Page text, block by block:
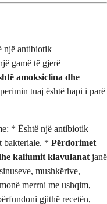
një antibiotik
gamë të gjerë
amoksiclina dhe
tuaj është hapi i parë
* Është një antibiotik
bakteriale. * Përdorimet
kaliumit klavulanat janë
mushkërive,
merrni me ushqim,
gjithë recetën,